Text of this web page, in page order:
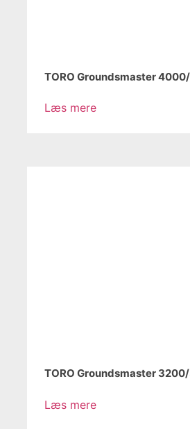
TORO Groundsmaster
Læs mere
TORO Groundsmaster
Læs mere